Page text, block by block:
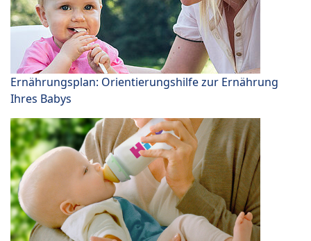
Ernährungsplan: Orientierungshilfe zur Ernährung
Ihres Babys